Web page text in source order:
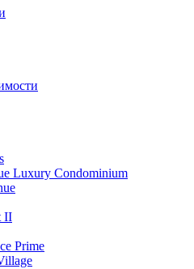
Luxury Condominium
II
Prime